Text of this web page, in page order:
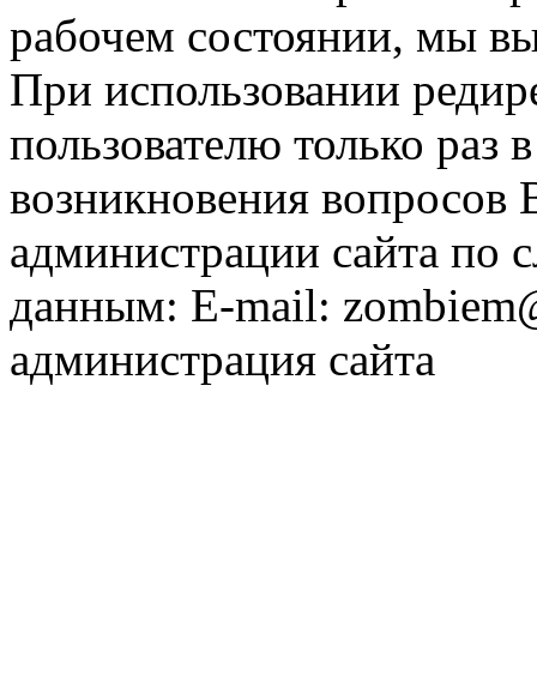
рабочем состоянии, мы
При использовании
пользователю только раз
возникновения вопросов
администрации сайта
данным: E-mail:
администрация сайта